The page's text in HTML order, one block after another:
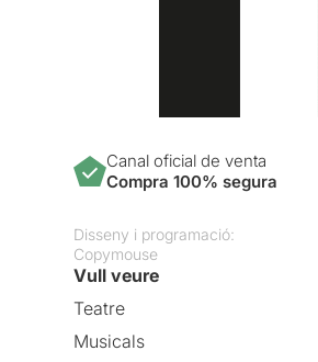
Canal oficial de venta
Compra 100% segura
Disseny i programació:
Copymouse
Vull veure
Teatre
Musicals